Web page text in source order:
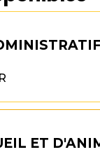
ET